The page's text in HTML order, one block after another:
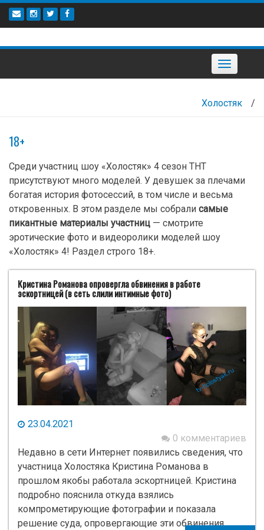
Наверх
Toggle
navigation
Холостяк /
18+
Среди участниц шоу «Холостяк» 4 сезон ТНТ
присутствуют много моделей. У девушек за плечами
богатая история фотосессий, в том числе и весьма
откровенных. В этом разделе мы собрали самые
пикантные материалы участниц — смотрите
эротические фото и видеоролики моделей шоу
«Холостяк» 4! Раздел строго 18+.
Кристина Романова опровергла обвинения в работе
эскортницей (в сеть слили интимные фото)
23.04.2021
0 комментариев
Недавно в сети Интернет появились сведения, что
участница Холостяка Кристина Романова в
прошлом якобы работала эскортницей. Кристина
подробно пояснила откуда взялись
компрометирующие фотографии и показала
решение суда, опровергающие эти обвинения.